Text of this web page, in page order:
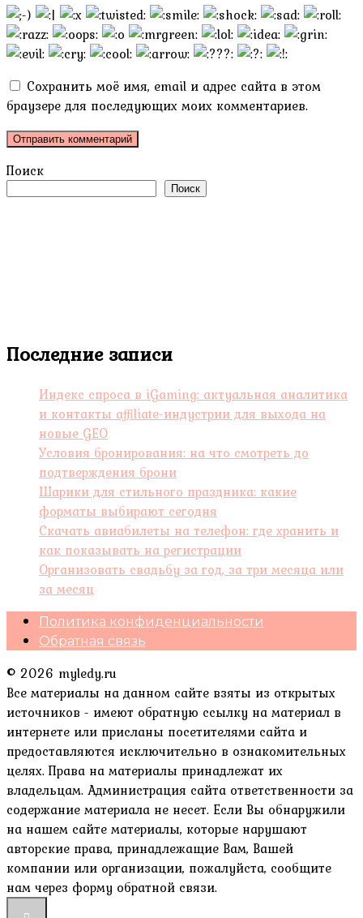
Сохранить моё имя, email и адрес сайта в этом
браузере для последующих моих комментариев.
Поиск
Поиск
Последние записи
Индекс спроса в iGaming: актуальная аналитика
и контакты affiliate-индустрии для выхода на
новые GEO
Условия бронирования: на что смотреть до
подтверждения брони
Шарики для стильного праздника: какие
форматы выбирают сегодня
Скачать авиабилеты на телефон: где хранить и
как показывать на регистрации
Организовать свадьбу за год, за три месяца или
за месяц
Политика конфиденциальности
Обратная связь
© 2026 myledy.ru
Все материалы на данном сайте взяты из открытых
источников - имеют обратную ссылку на материал в
интернете или присланы посетителями сайта и
предоставляются исключительно в ознакомительных
целях. Права на материалы принадлежат их
владельцам. Администрация сайта ответственности за
содержание материала не несет. Если Вы обнаружили
на нашем сайте материалы, которые нарушают
авторские права, принадлежащие Вам, Вашей
компании или организации, пожалуйста, сообщите
нам через форму обратной связи.